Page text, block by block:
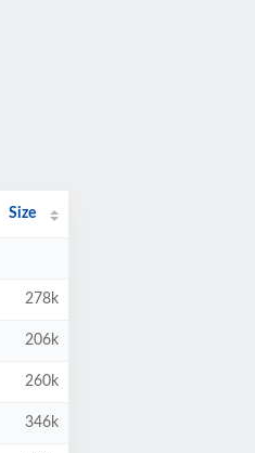
Size
278k
206k
260k
346k